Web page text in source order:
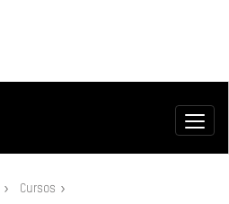
Cursos